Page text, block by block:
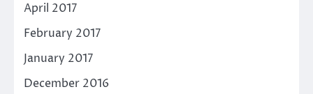
April 2017
February 2017
January 2017
December 2016